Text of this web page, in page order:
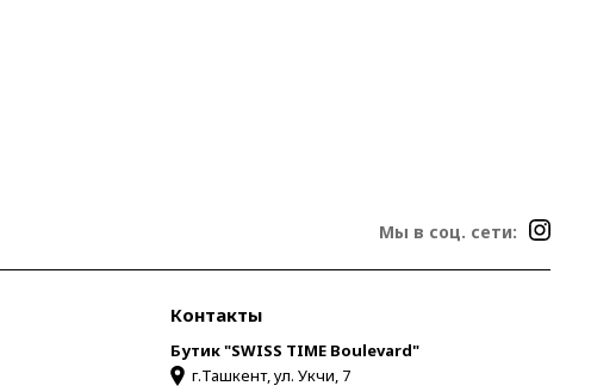
Мы в соц. сети:
Контакты
Бутик "SWISS TIME Boulevard"
г.Ташкент, ул. Укчи, 7